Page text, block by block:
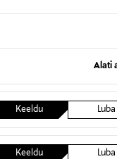
Alati
Keeldu Luba
Keeldu Luba